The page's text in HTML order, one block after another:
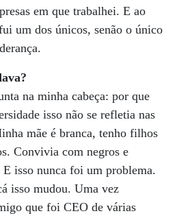
em que trabalhei. E ao
um dos únicos, senão o único
na minha cabeça: por que
isso não se refletia nas
mãe é branca, tenho filhos
Convivia com negros e
E isso nunca foi um problema.
isso mudou. Uma vez
que foi CEO de várias